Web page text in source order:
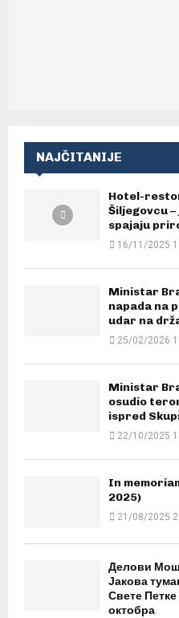
NAJČITANIJE
Hotel-
Šiljegovcu
spajaju
16/11/2025
Ministar
napada na
udar na
25/02/2026
Ministar
osudio
ispred
22/10/2025
In
2025)
21/08/2025
Делови
Јакова
Свете
октобра